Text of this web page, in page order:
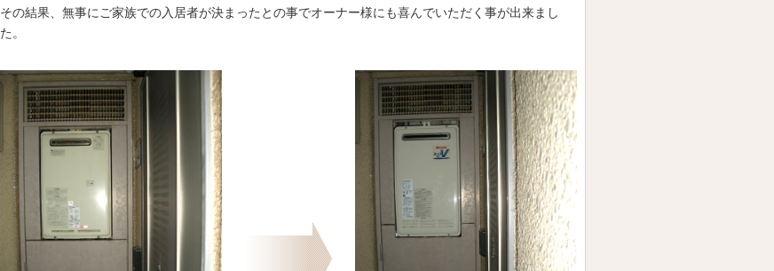
その結果、無事にご家族での入居者が決まったとの事でオーナー様にも喜んでいただく事が出来まし
た。